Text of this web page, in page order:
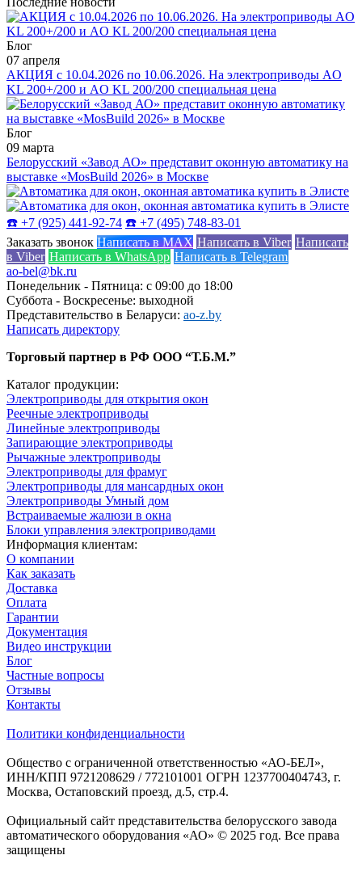
Блог
07 апреля
АКЦИЯ с 10.04.2026 по 10.06.2026. На электроприводы AO
KL 200+/200 и AO KL 200/200 специальная цена
Блог
09 марта
Белорусский «Завод АО» представит оконную автоматику на
выставке «MosBuild 2026» в Москве
☎️ +7 (925) 441-92-74 ☎️ +7 (495) 748-83-01
Заказать звонок Написать в MAX Написать в Viber Написать
в Viber Написать в WhatsApp Написать в Telegram
ao-bel@bk.ru
Понедельник - Пятница: с 09:00 до 18:00
Суббота - Воскресенье: выходной
Представительство в Беларуси: ao-z.by
Написать директору
Торговый партнер в РФ ООО “Т.Б.М.”
Каталог продукции:
Электроприводы для открытия окон
Реечные электроприводы
Линейные электроприводы
Запирающие электроприводы
Рычажные электроприводы
Электроприводы для фрамуг
Электроприводы для мансардных окон
Электроприводы Умный дом
Встраиваемые жалюзи в окна
Блоки управления электроприводами
Информация клиентам:
О компании
Как заказать
Доставка
Оплата
Гарантии
Документация
Видео инструкции
Блог
Частные вопросы
Отзывы
Контакты
Политики конфиденциальности
Общество с ограниченной ответственностью «АО-БЕЛ»,
ИНН/КПП 9721208629 / 772101001 ОГРН 1237700404743, г.
Москва, Остаповский проезд, д.5, стр.4.
Официальный сайт представительства белорусского завода
автоматического оборудования «АО» © 2025 год. Все права
защищены